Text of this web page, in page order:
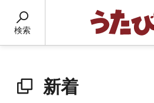
検索
新着